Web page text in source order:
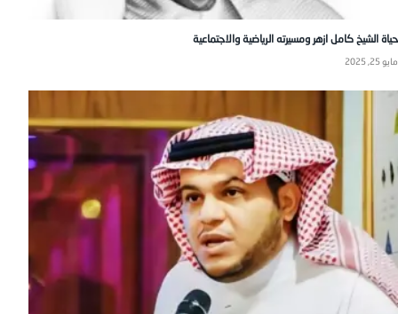
حياة الشيخ كامل ازهر ومسيرته الرياضية والاجتماعية
مايو 25, 2025